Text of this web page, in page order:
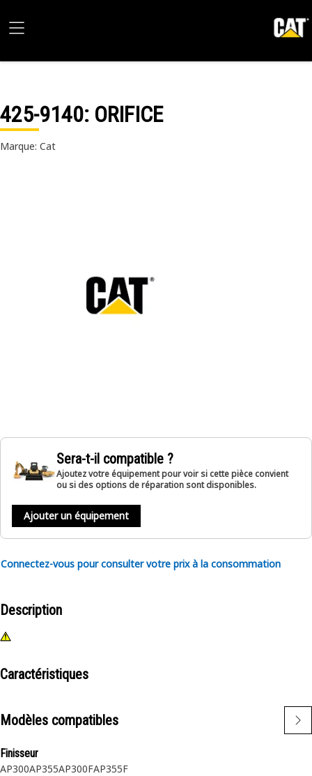
425-9140: ORIFICE
Marque: Cat
Sera-t-il compatible ?
Ajoutez votre équipement pour voir si cette pièce convient
ou si des options de réparation sont disponibles.
Ajouter un équipement
Connectez-vous pour consulter votre prix à la consommation
Description
Caractéristiques
Modèles compatibles
Finisseur
AP300AP355AP300FAP355F